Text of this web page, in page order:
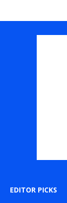
EDITOR PICKS